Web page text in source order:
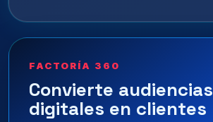
FACTORÍA 360
Convierte audiencias
digitales en clientes